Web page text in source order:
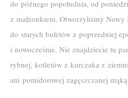
do późnego popołudnia, od
z małżonkiem. Otworzyliśmy
do starych bufetów z poprzedniej
i nowocześnie. Nie znajdziecie tu
rybnej, kotletów z kurczaka z
ani pomidorowej zagęszczanej